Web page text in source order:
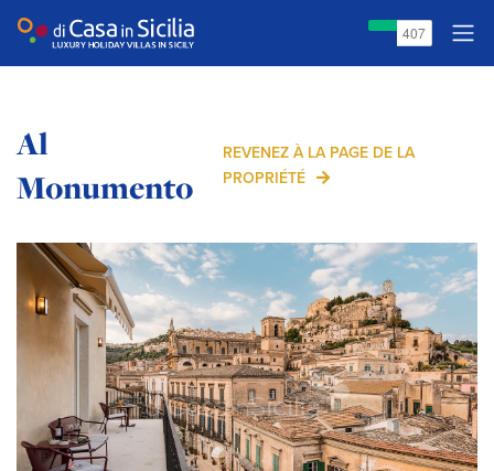
Al
Monumento
REVENEZ À LA PAGE DE LA
PROPRIÉTÉ